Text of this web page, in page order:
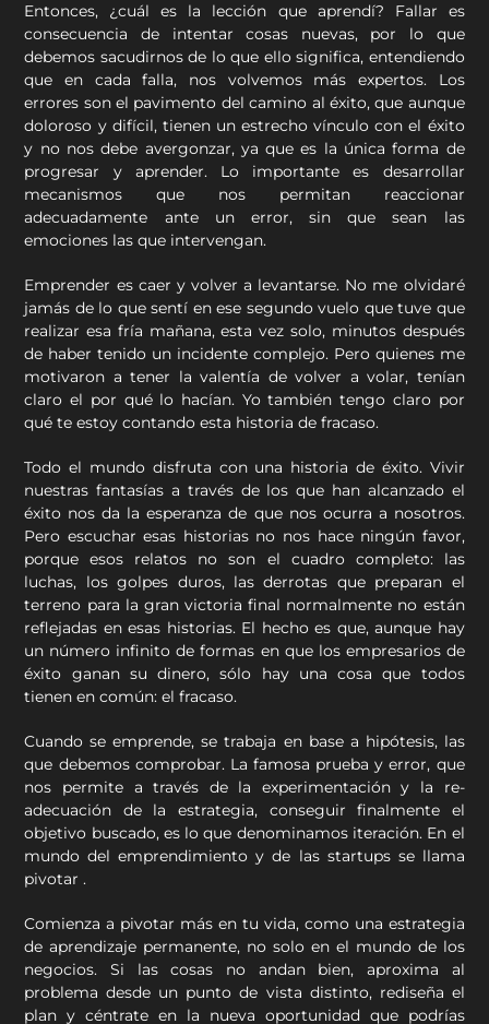
Entonces, ¿cuál es la lección que aprendí? Fallar es
consecuencia de intentar cosas nuevas, por lo que
debemos sacudirnos de lo que ello significa, entendiendo
que en cada falla, nos volvemos más expertos. Los
errores son el pavimento del camino al éxito, que aunque
doloroso y difícil, tienen un estrecho vínculo con el éxito
y no nos debe avergonzar, ya que es la única forma de
progresar y aprender. Lo importante es desarrollar
mecanismos que nos permitan reaccionar
adecuadamente ante un error, sin que sean las
emociones las que intervengan.
Emprender es caer y volver a levantarse. No me olvidaré
jamás de lo que sentí en ese segundo vuelo que tuve que
realizar esa fría mañana, esta vez solo, minutos después
de haber tenido un incidente complejo. Pero quienes me
motivaron a tener la valentía de volver a volar, tenían
claro el por qué lo hacían. Yo también tengo claro por
qué te estoy contando esta historia de fracaso.
Todo el mundo disfruta con una historia de éxito. Vivir
nuestras fantasías a través de los que han alcanzado el
éxito nos da la esperanza de que nos ocurra a nosotros.
Pero escuchar esas historias no nos hace ningún favor,
porque esos relatos no son el cuadro completo: las
luchas, los golpes duros, las derrotas que preparan el
terreno para la gran victoria final normalmente no están
reflejadas en esas historias. El hecho es que, aunque hay
un número infinito de formas en que los empresarios de
éxito ganan su dinero, sólo hay una cosa que todos
tienen en común: el fracaso.
Cuando se emprende, se trabaja en base a hipótesis, las
que debemos comprobar. La famosa prueba y error, que
nos permite a través de la experimentación y la re-
adecuación de la estrategia, conseguir finalmente el
objetivo buscado, es lo que denominamos iteración. En el
mundo del emprendimiento y de las startups se llama
pivotar .
Comienza a pivotar más en tu vida, como una estrategia
de aprendizaje permanente, no solo en el mundo de los
negocios. Si las cosas no andan bien, aproxima al
problema desde un punto de vista distinto, rediseña el
plan y céntrate en la nueva oportunidad que podrías